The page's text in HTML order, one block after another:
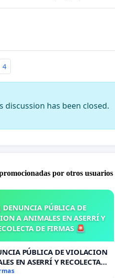
4
discussion has been closed.
por otros usuarios
DENUNCIA PÚBLICA DE
A ANIMALES EN ASERRÍ Y
DE FIRMAS 🚨
PÚBLICA DE VIOLACION
EN ASERRÍ Y RECOLECTA
🚨